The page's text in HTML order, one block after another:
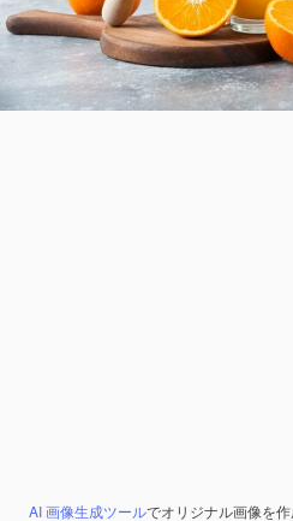
AI 画像生成ツールでオリジナル画像を作